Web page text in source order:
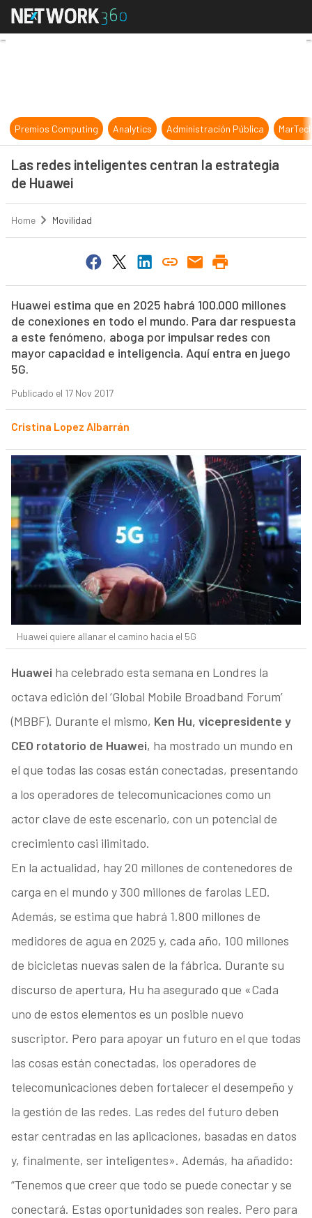
Las redes inteligentes centran la
Premios Computing Analytics Administración Pública
Las redes inteligentes centran la estrategia
de Huawei
Home Movilidad
Huawei estima que en 2025 habrá 100.000 millones
de conexiones en todo el mundo. Para dar respuesta
a este fenómeno, aboga por impulsar redes con
mayor capacidad e inteligencia. Aquí entra en juego
5G.
Publicado el 17 Nov 2017
Cristina Lopez Albarrán
Huawei quiere allanar el camino hacia el 5G
Huawei ha celebrado esta semana en Londres la
octava edición del ‘Global Mobile Broadband Forum’
(MBBF). Durante el mismo, Ken Hu, vicepresidente y
CEO rotatorio de Huawei, ha mostrado un mundo en
el que todas las cosas están conectadas, presentando
a los operadores de telecomunicaciones como un
actor clave de este escenario, con un potencial de
crecimiento casi ilimitado.
En la actualidad, hay 20 millones de contenedores de
carga en el mundo y 300 millones de farolas LED.
Además, se estima que habrá 1.800 millones de
medidores de agua en 2025 y, cada año, 100 millones
de bicicletas nuevas salen de la fábrica. Durante su
discurso de apertura, Hu ha asegurado que «Cada
uno de estos elementos es un posible nuevo
suscriptor. Pero para apoyar un futuro en el que todas
las cosas están conectadas, los operadores de
telecomunicaciones deben fortalecer el desempeño y
la gestión de las redes. Las redes del futuro deben
estar centradas en las aplicaciones, basadas en datos
y, finalmente, ser inteligentes». Además, ha añadido:
“Tenemos que creer que todo se puede conectar y se
conectará. Estas oportunidades son reales. Pero para